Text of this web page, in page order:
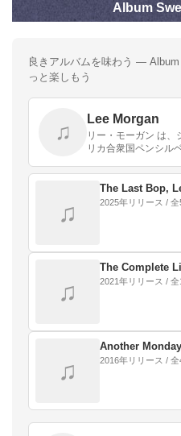
Album
良きアルバムを味わう —
っと楽しもう
♫
Lee Morgan
リー・モーガン は、
リカ合衆国ペンシル
♫
The Last Bop,
2025年リリース / 全
♫
The Complete
2021年リリース / 全
♫
Another
2016年リリース / 全